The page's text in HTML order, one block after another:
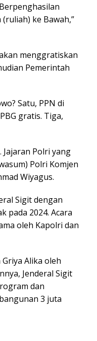
ke Bawah,”
menggratiskan
Pemerintah
Satu, PPN di
gratis. Tiga,
Jajaran Polri yang
Polri Komjen
Wiyagus.
Sigit dengan
pada 2024. Acara
oleh Kapolri dan
Alika oleh
Jenderal Sigit
dan
3 juta